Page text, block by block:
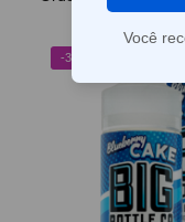
-31%
Você